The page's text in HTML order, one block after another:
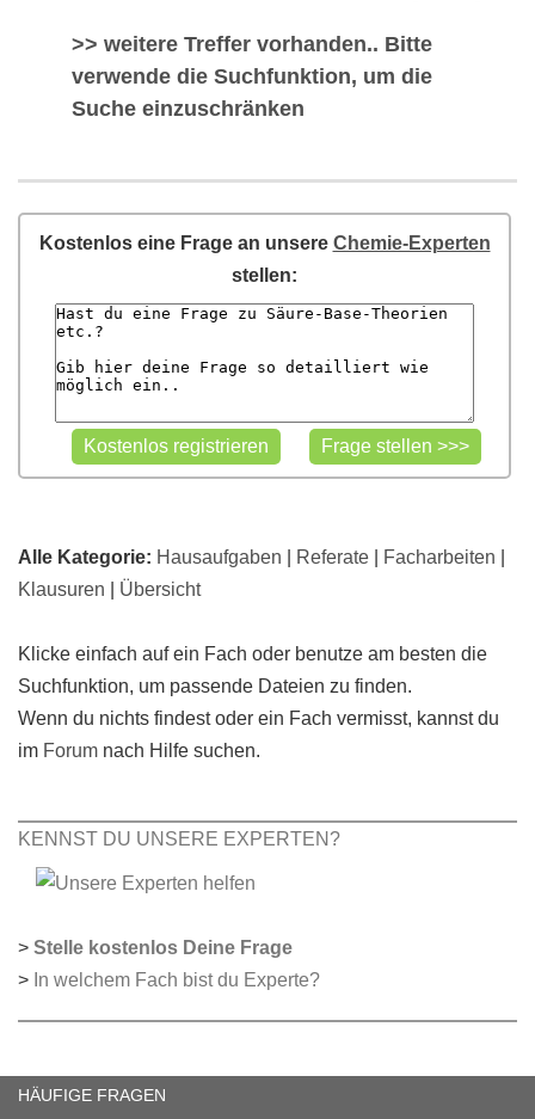
>> weitere Treffer vorhanden.. Bitte
verwende die Suchfunktion, um die
Suche einzuschränken
Kostenlos eine Frage an unsere Chemie-Experten
stellen:
Alle Kategorie: Hausaufgaben Referate Facharbeiten
Klausuren
Übersicht
Klicke einfach auf ein Fach oder benutze am besten die
Suchfunktion, um passende Dateien zu finden.
Wenn du nichts findest oder ein Fach vermisst, kannst du
im Forum nach Hilfe suchen.
KENNST DU UNSERE EXPERTEN?
> Stelle kostenlos Deine Frage
> In welchem Fach bist du Experte?
HÄUFIGE FRAGEN